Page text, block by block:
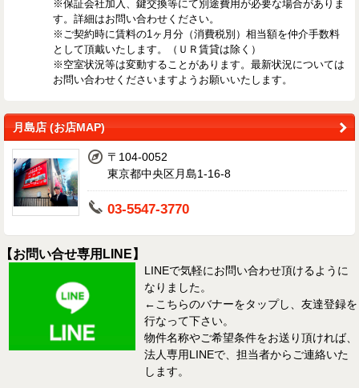
※保証会社加入、鍵交換等にて別途費用が必要な場合がありま
す。詳細はお問い合わせください。
※ご契約時に賃料の1ヶ月分（消費税別）相当額を仲介手数料
として頂戴いたします。（ＵＲ賃貸は除く）
※空室状況等は変動することがあります。最新状況については
お問い合わせくださいますようお願いいたします。
月島店 (お店MAP)
〒104-0052
東京都中央区月島1-16-8
03-5547-3770
【お問い合せ専用LINE】
LINEで気軽にお問い合わせ頂けるように
なりました。
←こちらのバナーをタップし、友達登録を
行なって下さい。
物件名称やご希望条件をお送り頂ければ、
法人専用LINEで、担当者からご連絡いた
します。